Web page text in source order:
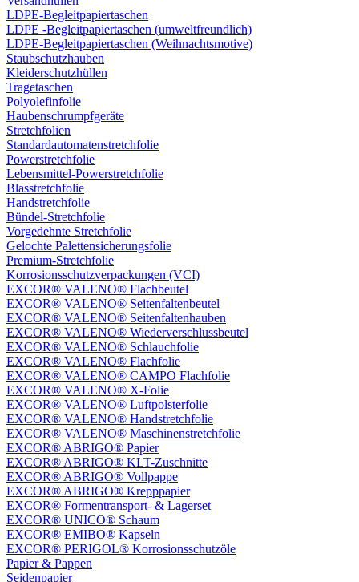
LDPE-Begleitpapiertaschen
LDPE -Begleitpapiertaschen (umweltfreundlich)
LDPE-Begleitpapiertaschen (Weihnachtsmotive)
Staubschutzhauben
Kleiderschutzhüllen
Tragetaschen
Polyolefinfolie
Haubenschrumpfgeräte
Stretchfolien
Standardautomatenstretchfolie
Powerstretchfolie
Lebensmittel-Powerstretchfolie
Blasstretchfolie
Handstretchfolie
Bündel-Stretchfolie
Vorgedehnte Stretchfolie
Gelochte Palettensicherungsfolie
Premium-Stretchfolie
Korrosionsschutzverpackungen (VCI)
EXCOR® VALENO® Flachbeutel
EXCOR® VALENO® Seitenfaltenbeutel
EXCOR® VALENO® Seitenfaltenhauben
EXCOR® VALENO® Wiederverschlussbeutel
EXCOR® VALENO® Schlauchfolie
EXCOR® VALENO® Flachfolie
EXCOR® VALENO® CAMPO Flachfolie
EXCOR® VALENO® X-Folie
EXCOR® VALENO® Luftpolsterfolie
EXCOR® VALENO® Handstretchfolie
EXCOR® VALENO® Maschinenstretchfolie
EXCOR® ABRIGO® Papier
EXCOR® ABRIGO® KLT-Zuschnitte
EXCOR® ABRIGO® Vollpappe
EXCOR® ABRIGO® Krepppapier
EXCOR® Formentransport- & Lagerset
EXCOR® UNICO® Schaum
EXCOR® EMIBO® Kapseln
EXCOR® PERIGOL® Korrosionsschutzöle
Papier & Pappen
Seidenpapier